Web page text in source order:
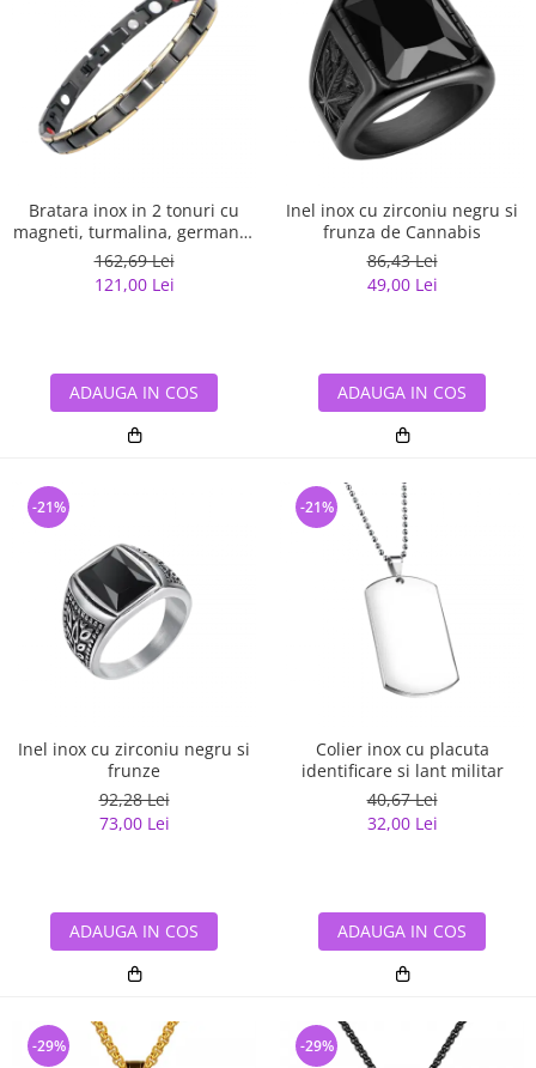
Bratara inox in 2 tonuri cu
magneti, turmalina, germaniu
si anioni
162,69 Lei
121,00 Lei
ADAUGA IN COS
Inel inox cu zirconiu negru si
frunza de Cannabis
86,43 Lei
49,00 Lei
ADAUGA IN COS
Inel inox cu zirconiu negru si
frunze
92,28 Lei
73,00 Lei
-21%
ADAUGA IN COS
Colier inox cu placuta
identificare si lant militar
40,67 Lei
32,00 Lei
-21%
ADAUGA IN COS
-29% -29%